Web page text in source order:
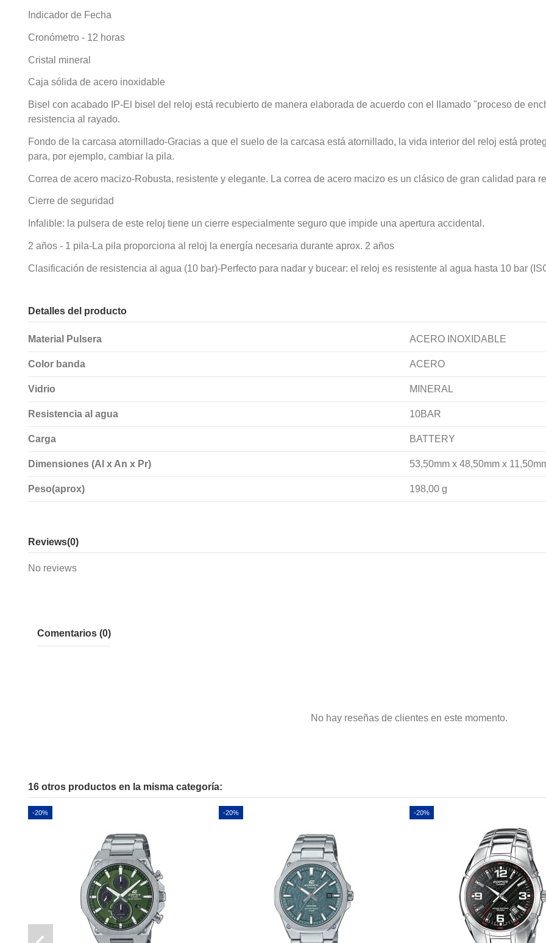
Indicador de Fecha
Cronómetro - 12 horas
Cristal mineral
Caja sólida de acero inoxidable
Bisel con acabado IP-El bisel del reloj está recubierto de manera elaborada de acuerdo con el llamado "proceso de
resistencia al rayado.
Fondo de la carcasa atornillado-Gracias a que el suelo de la carcasa está atornillado, la vida interior del reloj está
para, por ejemplo, cambiar la pila.
Correa de acero macizo-Robusta, resistente y elegante. La correa de acero macizo es un clásico de gran calidad para
Cierre de seguridad
Infalible: la pulsera de este reloj tiene un cierre especialmente seguro que impide una apertura accidental.
2 años - 1 pila-La pila proporciona al reloj la energía necesaria durante aprox. 2 años
Clasificación de resistencia al agua (10 bar)-Perfecto para nadar y bucear: el reloj es resistente al agua hasta 10 bar
Detalles del producto
Material Pulsera ACERO INOXIDABLE
Color banda ACERO
Vidrio MINERAL
Resistencia al agua 10BAR
Carga BATTERY
Dimensiones (Al x An x Pr) 53,50mm x 48,50mm x
Peso(aprox) 198,00 g
Reviews(0)
No reviews
Comentarios (0)
No hay reseñas de clientes en este momento.
16 otros productos en la misma categoría:
-20% -20% -20%